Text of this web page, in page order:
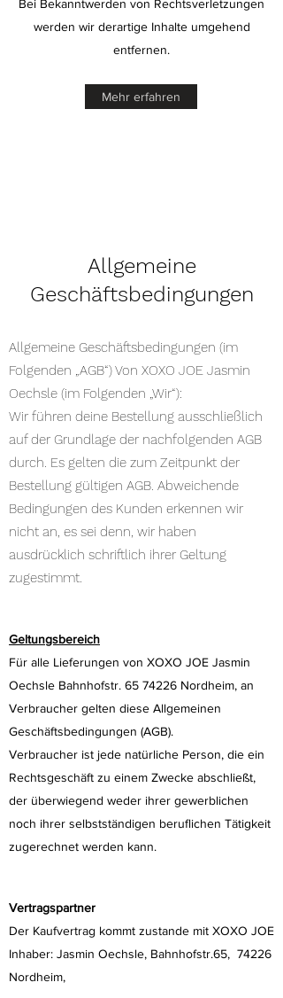
Bei Bekanntwerden von Rechtsverletzungen
werden wir derartige Inhalte umgehend
entfernen.
Mehr erfahren
Allgemeine
Geschäftsbedingungen
Allgemeine Geschäftsbedingungen (im
Folgenden „AGB“) Von XOXO JOE Jasmin
Oechsle (im Folgenden „Wir“):
Wir führen deine Bestellung ausschließlich
auf der Grundlage der nachfolgenden AGB
durch. Es gelten die zum Zeitpunkt der
Bestellung gültigen AGB. Abweichende
Bedingungen des Kunden erkennen wir
nicht an, es sei denn, wir haben
ausdrücklich schriftlich ihrer Geltung
zugestimmt.
Geltungsbereich
Für alle Lieferungen von XOXO JOE Jasmin
Oechsle Bahnhofstr. 65 74226 Nordheim, an
Verbraucher gelten diese Allgemeinen
Geschäftsbedingungen (AGB).
Verbraucher ist jede natürliche Person, die ein
Rechtsgeschäft zu einem Zwecke abschließt,
der überwiegend weder ihrer gewerblichen
noch ihrer selbstständigen beruflichen Tätigkeit
zugerechnet werden kann.
Vertragspartner
Der Kaufvertrag kommt zustande mit XOXO JOE
Inhaber: Jasmin Oechsle, Bahnhofstr.65, 74226
Nordheim,